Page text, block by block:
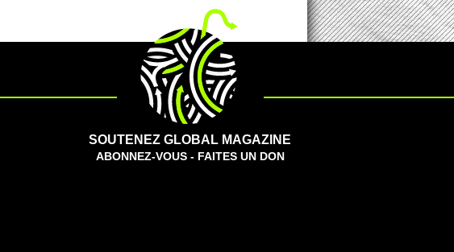
SOUTENEZ GLOBAL MAGAZINE
ABONNEZ-VOUS - FAITES UN DON